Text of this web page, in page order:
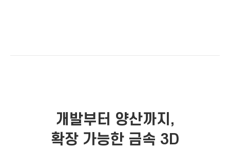
개발부터 양산까지,
확장 가능한 금속 3D